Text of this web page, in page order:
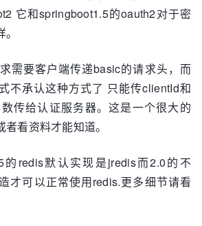
它和springboot1.5的oauth2对于密
需要客户端传递basic的请求头，而
不承认这种方式了 只能传clientId和
传给认证服务器。这是一个很大的
看资料才能知道。
的redis默认实现是jredis而2.0的不
才可以正常使用redis.更多细节请看